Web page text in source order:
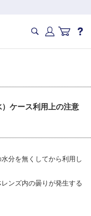
出荷
イント1%還元 >>
ケース利用上の注意
分を無くしてから利用し
ンズ内の曇りが発生する